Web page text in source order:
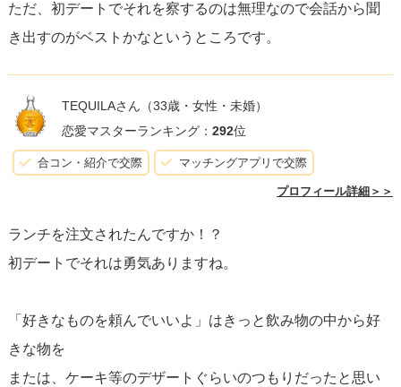
ただ、初デートでそれを察するのは無理なので会話から聞
き出すのがベストかなというところです。
TEQUILAさん （33歳・女性・未婚）
恋愛マスターランキング： 292位
合コン・紹介で交際 マッチングアプリで交際
プロフィール詳細＞＞
ランチを注文されたんですか！？
初デートでそれは勇気ありますね。
「好きなものを頼んでいいよ」はきっと飲み物の中から好
きな物を
または、ケーキ等のデザートぐらいのつもりだったと思い